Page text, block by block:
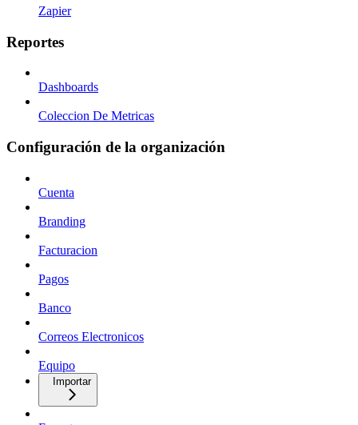
Zapier
Reportes
Dashboards
Coleccion De Metricas
Configuración de la organización
Cuenta
Branding
Facturacion
Pagos
Banco
Correos Electronicos
Equipo
Importar